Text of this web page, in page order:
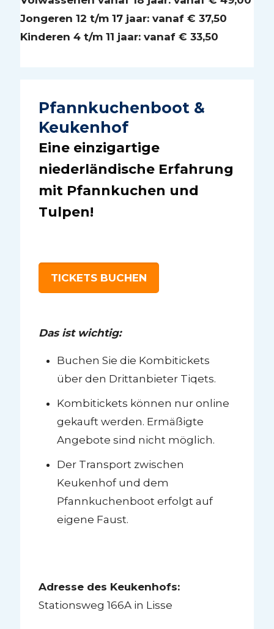
Jongeren 12 t/m 17 jaar: vanaf € 37,50
Kinderen 4 t/m 11 jaar: vanaf € 33,50
Pfannkuchenboot &
Keukenhof
Eine einzigartige
niederländische Erfahrung
mit Pfannkuchen und
Tulpen!
TICKETS BUCHEN
Das ist wichtig:
Buchen Sie die Kombitickets
über den Drittanbieter Tiqets.
Kombitickets können nur online
gekauft werden. Ermäßigte
Angebote sind nicht möglich.
Der Transport zwischen
Keukenhof und dem
Pfannkuchenboot erfolgt auf
eigene Faust.
Adresse des Keukenhofs:
Stationsweg 166A in Lisse